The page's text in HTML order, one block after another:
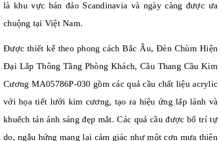
là khu vực bán đảo Scandinavia và ngày càng được ưa
chuộng tại Việt Nam.
Được thiết kế theo phong cách Bắc Âu, Đèn Chùm Hiện
Đại Lắp Thông Tầng Phòng Khách, Cầu Thang Cầu Kim
Cương MA05786P-030 gồm các quả cầu chất liệu acrylic
với họa tiết lưới kim cương, tạo ra hiệu ứng lấp lánh và
khuếch tán ánh sáng đẹp mắt. Các quả cầu được bố trí tự
do, ngẫu hứng mang lại cảm giác như một cơn mưa thiên